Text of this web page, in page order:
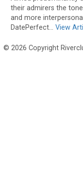
their admirers the
and more
DatePerfect... View
© 2026 Copyright